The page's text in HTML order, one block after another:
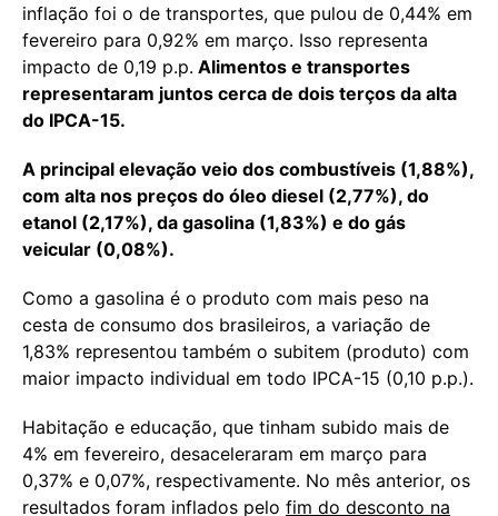
inflação foi o de transportes, que pulou de 0,44% em
fevereiro para 0,92% em março. Isso representa
impacto de 0,19 p.p. Alimentos e transportes
representaram juntos cerca de dois terços da alta
do IPCA-15.
A principal elevação veio dos combustíveis (1,88%),
com alta nos preços do óleo diesel (2,77%), do
etanol (2,17%), da gasolina (1,83%) e do gás
veicular (0,08%).
Como a gasolina é o produto com mais peso na
cesta de consumo dos brasileiros, a variação de
1,83% representou também o subitem (produto) com
maior impacto individual em todo IPCA-15 (0,10 p.p.).
Habitação e educação, que tinham subido mais de
4% em fevereiro, desaceleraram em março para
0,37% e 0,07%, respectivamente. No mês anterior, os
resultados foram inflados pelo fim do desconto na